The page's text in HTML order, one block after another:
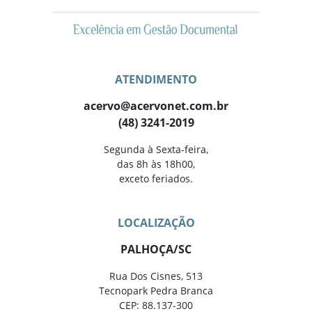
ATENDIMENTO
acervo@acervonet.com.br
(48) 3241-2019
Segunda à Sexta-feira,
das 8h às 18h00,
exceto feriados.
LOCALIZAÇÃO
PALHOÇA/SC
Rua Dos Cisnes, 513
Tecnopark Pedra Branca
CEP: 88.137-300